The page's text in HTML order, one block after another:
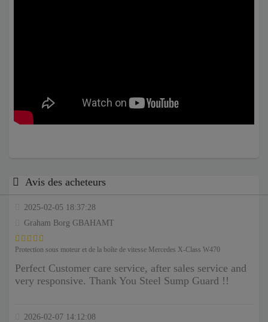
Avis des acheteurs
2025-02-05 18:37:28
Graham Borg GBAHAMT
Protection sous moteur et de la boîte de vitesse Mercedes X-Class W470
Perfect Customer care service, after sales service and
very responsive. Thank You Steel Sump Guard !!
2026-02-07 14:12:08